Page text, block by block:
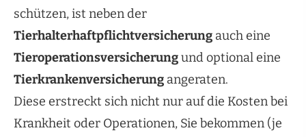
schützen, ist neben der
Tierhalterhaftpflichtversicherung auch eine
Tieroperationsversicherungund optional eine
Tierkrankenversicherung angeraten.
Diese erstreckt sich nicht nur auf die Kosten bei
Krankheit oder Operationen, Sie bekommen (je